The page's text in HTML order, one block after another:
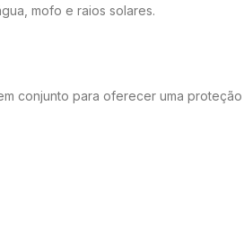
mofo e raios solares.
conjunto para oferecer uma